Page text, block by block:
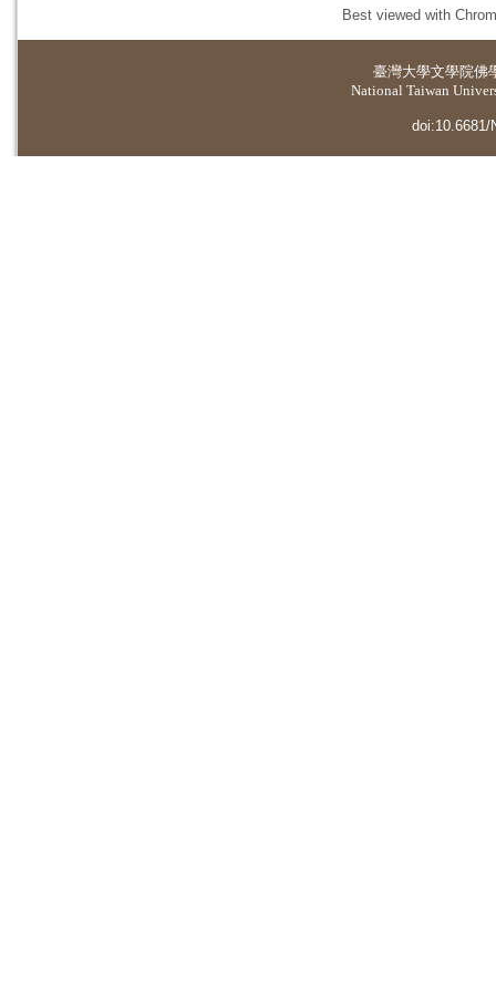
Best viewed with
臺灣大學文學院佛
National Taiwan
doi:10.6681/